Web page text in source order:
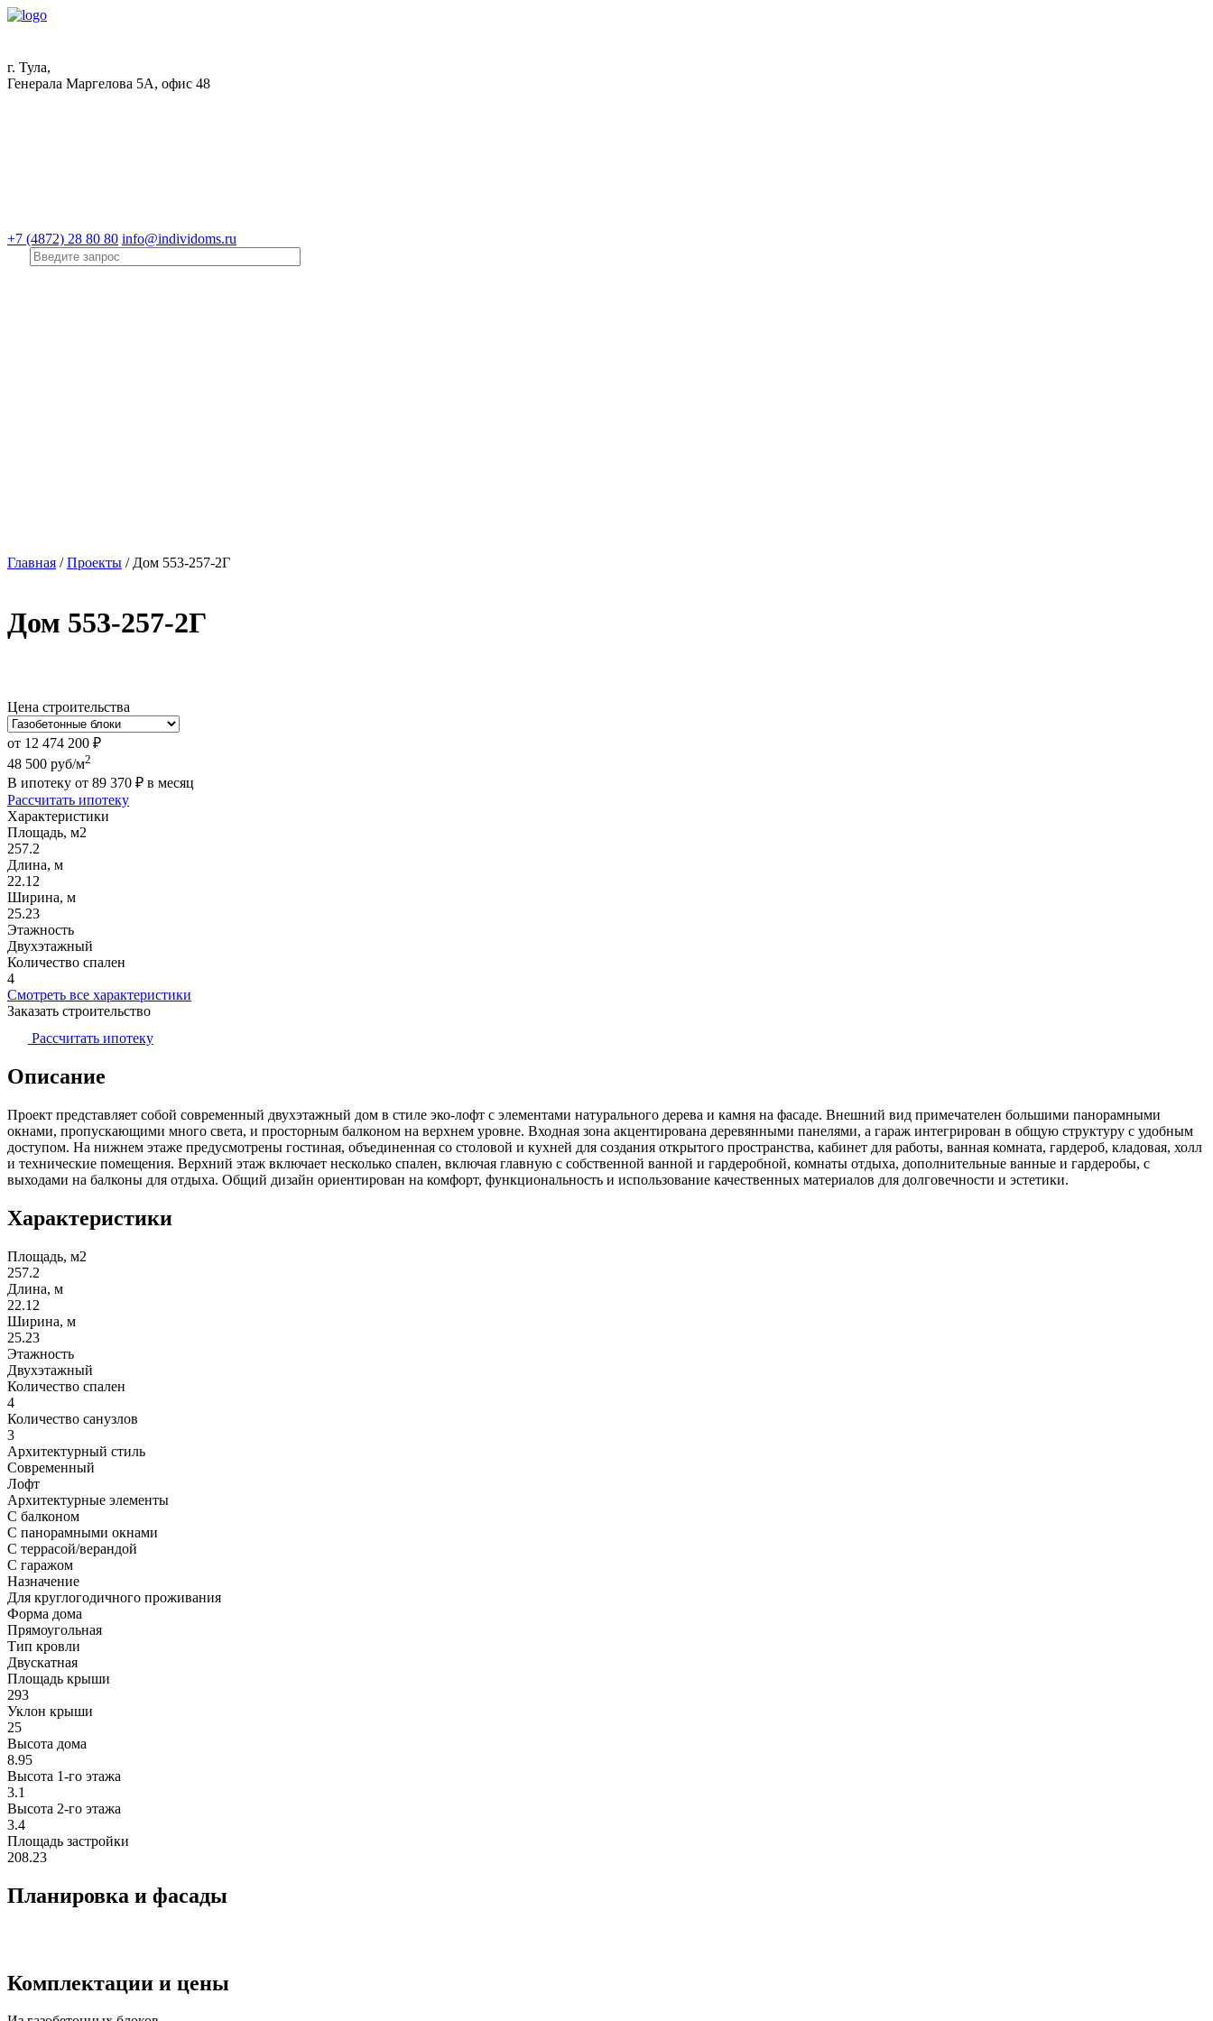
г. Тула,
Генерала Маргелова 5А, офис 48
+7 (4872) 28 80 80 info@individoms.ru
Главная /Проекты / Дом 553-257-2Г
Дом 553-257-2Г
Цена строительства
от 12 474 200 ₽
48 500 руб/м2
В ипотеку от 89 370 ₽ в месяц
Рассчитать ипотеку
Характеристики
Площадь, м2
257.2
Длина, м
22.12
Ширина, м
25.23
Этажность
Двухэтажный
Количество спален
4
Смотреть все характеристики
Заказать строительство
Рассчитать ипотеку
Описание
Проект представляет собой современный двухэтажный дом в стиле эко-лофт с элементами натурального дерева и камня на фасаде. Внешний вид примечателен большими панорамными
окнами, пропускающими много света, и просторным балконом на верхнем уровне. Входная зона акцентирована деревянными панелями, а гараж интегрирован в общую структуру с удобным
доступом. На нижнем этаже предусмотрены гостиная, объединенная со столовой и кухней для создания открытого пространства, кабинет для работы, ванная комната, гардероб, кладовая, холл
и технические помещения. Верхний этаж включает несколько спален, включая главную с собственной ванной и гардеробной, комнаты отдыха, дополнительные ванные и гардеробы, с
выходами на балконы для отдыха. Общий дизайн ориентирован на комфорт, функциональность и использование качественных материалов для долговечности и эстетики.
Характеристики
Площадь, м2
257.2
Длина, м
22.12
Ширина, м
25.23
Этажность
Двухэтажный
Количество спален
4
Количество санузлов
3
Архитектурный стиль
Современный
Лофт
Архитектурные элементы
С балконом
С панорамными окнами
С террасой/верандой
С гаражом
Назначение
Для круглогодичного проживания
Форма дома
Прямоугольная
Тип кровли
Двускатная
Площадь крыши
293
Уклон крыши
25
Высота дома
8.95
Высота 1-го этажа
3.1
Высота 2-го этажa
3.4
Площадь застройки
208.23
Планировка и фасады
Комплектации и цены